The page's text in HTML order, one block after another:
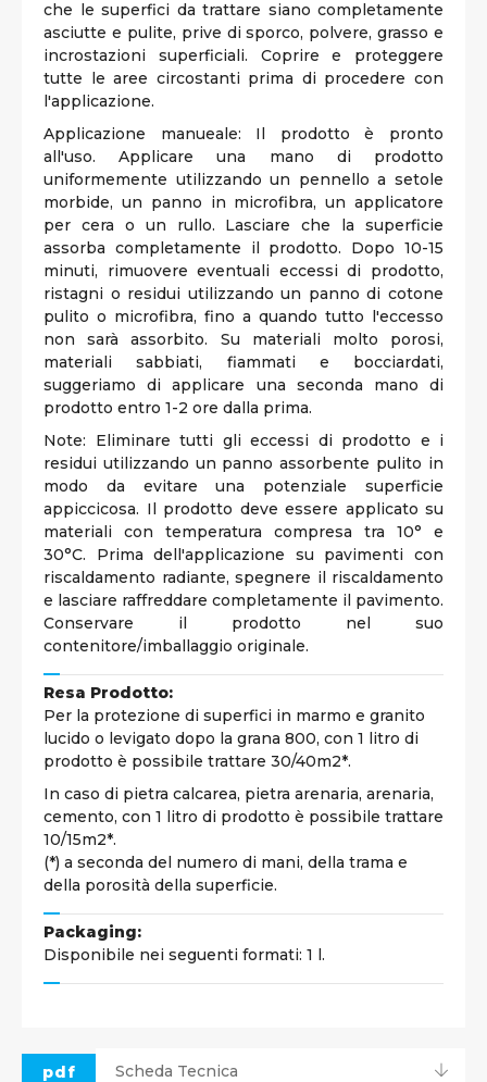
che le superfici da trattare siano completamente
asciutte e pulite, prive di sporco, polvere, grasso e
incrostazioni superficiali. Coprire e proteggere
tutte le aree circostanti prima di procedere con
l'applicazione.
Applicazione manueale: Il prodotto è pronto
all'uso. Applicare una mano di prodotto
uniformemente utilizzando un pennello a setole
morbide, un panno in microfibra, un applicatore
per cera o un rullo. Lasciare che la superficie
assorba completamente il prodotto. Dopo 10-15
minuti, rimuovere eventuali eccessi di prodotto,
ristagni o residui utilizzando un panno di cotone
pulito o microfibra, fino a quando tutto l'eccesso
non sarà assorbito. Su materiali molto porosi,
materiali sabbiati, fiammati e bocciardati,
suggeriamo di applicare una seconda mano di
prodotto entro 1-2 ore dalla prima.
Note: Eliminare tutti gli eccessi di prodotto e i
residui utilizzando un panno assorbente pulito in
modo da evitare una potenziale superficie
appiccicosa. Il prodotto deve essere applicato su
materiali con temperatura compresa tra 10° e
30°C. Prima dell'applicazione su pavimenti con
riscaldamento radiante, spegnere il riscaldamento
e lasciare raffreddare completamente il pavimento.
Conservare il prodotto nel suo
contenitore/imballaggio originale.
Resa Prodotto:
Per la protezione di superfici in marmo e granito
lucido o levigato dopo la grana 800, con 1 litro di
prodotto è possibile trattare 30/40m2*.
In caso di pietra calcarea, pietra arenaria, arenaria,
cemento, con 1 litro di prodotto è possibile trattare
10/15m2*.
(*) a seconda del numero di mani, della trama e
della porosità della superficie.
Packaging:
Disponibile nei seguenti formati: 1 l.
pdf Scheda Tecnica